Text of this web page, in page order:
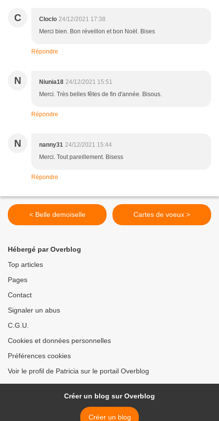
C Cloclo 24/12/2021 17:38
Merci bien. Bon réveillon et bon Noël. Bises
Répondre
N Niunia18 24/12/2021 15:51
Merci. Très belles fêtes de fin d'année. Bisous.
Répondre
N nanny31 24/12/2021 15:44
Merci. Tout pareillement. Bisess
Répondre
< Belle demoiselle Cartes de voeux >
Hébergé par Overblog
Top articles
Pages
Contact
Signaler un abus
C.G.U.
Cookies et données personnelles
Préférences cookies
Voir le profil de Patricia sur le portail Overblog
Créer un blog sur Overblog
Créer un blog